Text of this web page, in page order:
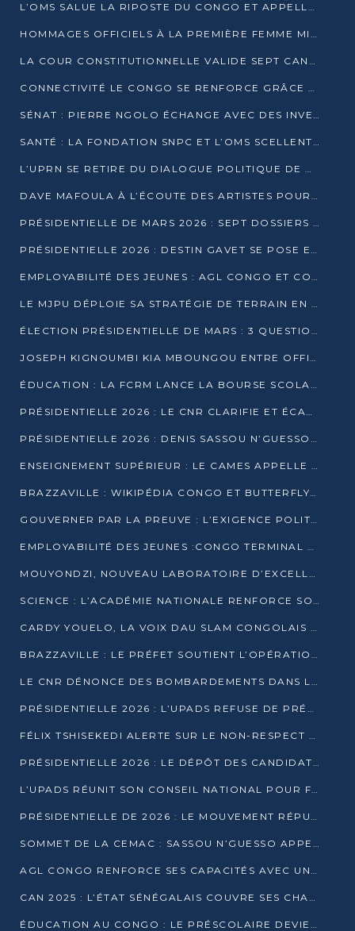
L’OMS SALUE LA RIPOSTE DU CONGO ET APPELLE À DES RÉFORMES DURABLES
HOMMAGES OFFICIELS À LA PREMIÈRE FEMME MINISTRE DU CONGO
LA COUR CONSTITUTIONNELLE VALIDE SEPT CANDIDATURES POUR LA PRÉSIDENTIELLE
CONNECTIVITÉ LE CONGO SE RENFORCE GRÂCE AU CÂBLE 2AFRICA
SÉNAT : PIERRE NGOLO ÉCHANGE AVEC DES INVESTISSEURS DU NUMÉRIQUE
SANTÉ : LA FONDATION SNPC ET L’OMS SCELLENT UN PARTENARIAT STRATÉGIQUE DE TROIS ANS
L’UPRN SE RETIRE DU DIALOGUE POLITIQUE DE DJAMBALA : TENSIONS DANS LE PRÉ-ÉLECTORAL CONGOLAIS
DAVE MAFOULA À L’ÉCOUTE DES ARTISTES POUR REDÉFINIR SA POLITIQUE CULTURELLE
PRÉSIDENTIELLE DE MARS 2026 : SEPT DOSSIERS DE CANDIDATURE ENREGISTRÉS À LA CLÔTURE DES DÉPÔTS
PRÉSIDENTIELLE 2026 : DESTIN GAVET SE POSE EN CANDIDAT DU « RAS-LE-BOL »
EMPLOYABILITÉ DES JEUNES : AGL CONGO ET CONGO TERMINAL S’ALLIENT À UCAC-ICAM
LE MJPU DÉPLOIE SA STRATÉGIE DE TERRAIN EN FAVEUR DE DSN
ÉLECTION PRÉSIDENTIELLE DE MARS : 3 QUESTIONS À UN EXPERT CONGOLAIS DE LA CYBERSÉCURITÉ
JOSEPH KIGNOUMBI KIA MBOUNGOU ENTRE OFFICIELLEMENT EN COURSE POUR LA PRÉSIDENTIELLE
ÉDUCATION : LA FCRM LANCE LA BOURSE SCOLAIRE FRANCINE-NTOUMI POUR PROMOUVOIR LES FILIÈRES SCIENTIFIQUES
PRÉSIDENTIELLE 2026 : LE CNR CLARIFIE ET ÉCARTE LA CANDIDATURE DU PASTEUR NTUMI
PRÉSIDENTIELLE 2026 : DENIS SASSOU N’GUESSO ANNONCE OFFICIELLEMENT SA CANDIDATURE
ENSEIGNEMENT SUPÉRIEUR : LE CAMES APPELLE À UNE UNIVERSITÉ AFRICAINE AXÉE SUR L’EMPLOYABILITÉ
BRAZZAVILLE : WIKIPÉDIA CONGO ET BUTTERFLY SCELLENT UN PARTENARIAT POUR STRUCTURER LE BÉNÉVOLAT NUMÉRIQUE
GOUVERNER PAR LA PREUVE : L’EXIGENCE POLITIQUE DU XXIᵉ SIÈCLE
EMPLOYABILITÉ DES JEUNES :CONGO TERMINAL S’ALLIE À L’ESCIC POUR RAPPROCHER L’ÉCOLE DU TERRAIN
MOUYONDZI, NOUVEAU LABORATOIRE D’EXCELLENCE PÉDAGOGIQUE AVEC L’ENFICE
SCIENCE : L’ACADÉMIE NATIONALE RENFORCE SON ÉQUIPE ET TRACE SA FEUILLE DE ROUTE 2026
CARDY YOUELO, LA VOIX DAU SLAM CONGOLAIS QUI INTERPELLE LE MONDE
BRAZZAVILLE : LE PRÉFET SOUTIENT L’OPÉRATION « ZÉRO KULUNA » ET APPELLE À LA VIGILANCE CITOYENNE
LE CNR DÉNONCE DES BOMBARDEMENTS DANS LE POOL ET ACCUSE LE GOUVERNEMENT
PRÉSIDENTIELLE 2026 : L’UPADS REFUSE DE PRÉSENTER UN CANDIDAT ET DÉNONCE UN PROCESSUS NON CRÉDIBLE
FÉLIX TSHISEKEDI ALERTE SUR LE NON-RESPECT DES ENGAGEMENTS DE PAIX APRÈS SA RENCONTRE AVEC D. SASSOU-NGUESSO
PRÉSIDENTIELLE 2026 : LE DÉPÔT DES CANDIDATURES OUVERT DU 29 JANVIER AU 12 FÉVRIER
L’UPADS RÉUNIT SON CONSEIL NATIONAL POUR FIXER SA LIGNE POLITIQUE À DEUX MOIS DE LA PRÉSIDENTIELLE
PRÉSIDENTIELLE DE 2026 : LE MOUVEMENT RÉPUBLICAIN DÉNONCE UNE CONVOCATION ÉLECTORALE « OPAQUE ET PRÉCIPITÉE »
SOMMET DE LA CEMAC : SASSOU N’GUESSO APPELLE À LA VIGILANCE FACE AUX RISQUES ÉCONOMIQUES
AGL CONGO RENFORCE SES CAPACITÉS AVEC UNE GRUE DE 250 TONNES
CAN 2025 : L’ÉTAT SÉNÉGALAIS COUVRE SES CHAMPIONS D’AFRIQUE DE RÉCOMPENSES EXCEPTIONNELLES
ÉDUCATION AU CONGO : LE PRÉSCOLAIRE DEVIENT OBLIGATOIRE, LE BTS CONSACRÉ DIPLÔME D’ÉTAT